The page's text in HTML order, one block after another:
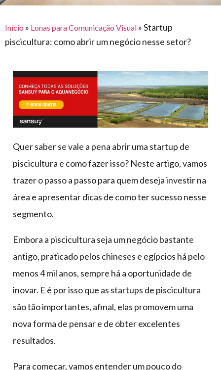
eventos
para
agronegócio
toldos
construção
civil
mercado
automotivo
móveis,
calçados,
epi's
multiúso
e logística
armazenagem
lonas
de
caminhoneiro
Início » Lonas para Comunicação Visual »Startup
piscicultura: como abrir um negócio nesse setor?
Quer saber se vale a pena abrir uma startup de
piscicultura e como fazer isso? Neste artigo, vamos
trazer o passo a passo para quem deseja investir na
área e apresentar dicas de como ter sucesso nesse
segmento.
Embora a piscicultura seja um negócio bastante
antigo, praticado pelos chineses e egípcios há pelo
menos 4 mil anos, sempre há a oportunidade de
inovar. E é por isso que as startups de piscicultura
são tão importantes, afinal, elas promovem uma
nova forma de pensar e de obter excelentes
resultados.
Para começar, vamos entender um pouco do